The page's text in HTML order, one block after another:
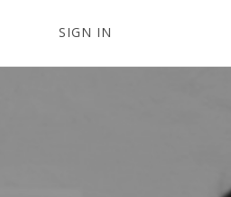
SIGN IN